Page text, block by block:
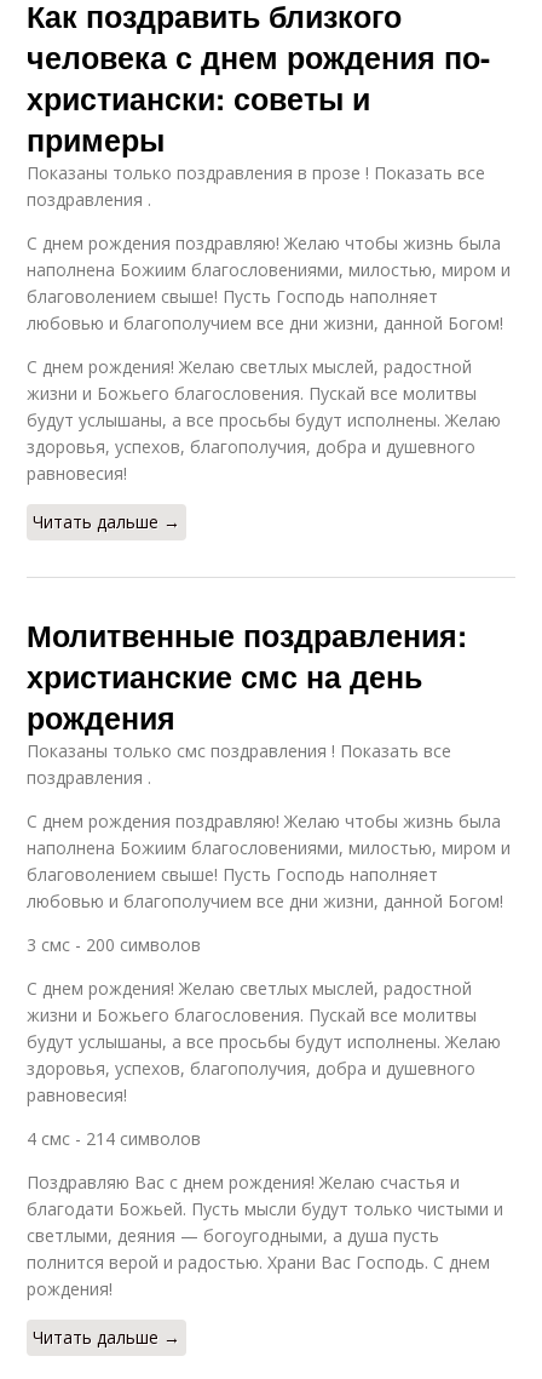
Как поздравить близкого
человека с днем рождения по-
христиански: советы и
примеры
Показаны только поздравления в прозе ! Показать все
поздравления .
С днем рождения поздравляю! Желаю чтобы жизнь была
наполнена Божиим благословениями, милостью, миром и
благоволением свыше! Пусть Господь наполняет
любовью и благополучием все дни жизни, данной Богом!
С днем рождения! Желаю светлых мыслей, радостной
жизни и Божьего благословения. Пускай все молитвы
будут услышаны, а все просьбы будут исполнены. Желаю
здоровья, успехов, благополучия, добра и душевного
равновесия!
Читать дальше →
Молитвенные поздравления:
христианские смс на день
рождения
Показаны только смс поздравления ! Показать все
поздравления .
С днем рождения поздравляю! Желаю чтобы жизнь была
наполнена Божиим благословениями, милостью, миром и
благоволением свыше! Пусть Господь наполняет
любовью и благополучием все дни жизни, данной Богом!
3 смс - 200 символов
С днем рождения! Желаю светлых мыслей, радостной
жизни и Божьего благословения. Пускай все молитвы
будут услышаны, а все просьбы будут исполнены. Желаю
здоровья, успехов, благополучия, добра и душевного
равновесия!
4 смс - 214 символов
Поздравляю Вас с днем рождения! Желаю счастья и
благодати Божьей. Пусть мысли будут только чистыми и
светлыми, деяния — богоугодными, а душа пусть
полнится верой и радостью. Храни Вас Господь. С днем
рождения!
Читать дальше →